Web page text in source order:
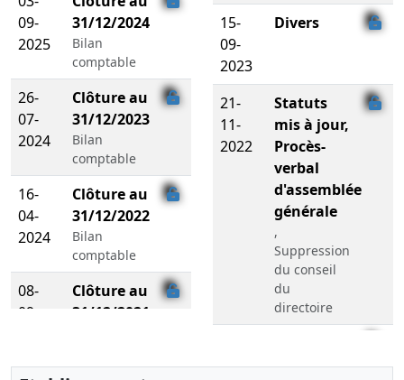
09-
2025
31/12/2024
Bilan
comptable
26-
07-
2024
Clôture au
31/12/2023
Bilan
comptable
16-
04-
2024
Clôture au
31/12/2022
Bilan
comptable
08-
09-
Clôture au
31/12/2021
15-
09-
2023
Divers
21-
11-
2022
Statuts
mis à jour,
Procès-
verbal
d'assemblée
générale
,
Suppression
du conseil
du
directoire
10-
de